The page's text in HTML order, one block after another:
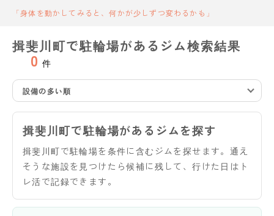
「身体を動かしてみると、何かが少しずつ変わるかも」
揖斐川町で駐輪場があるジム検索結果
0 件
設備の多い順
揖斐川町で駐輪場があるジムを探す
揖斐川町で駐輪場を条件に含むジムを探せます。通え
そうな施設を見つけたら候補に残して、行けた日はト
レ活で記録できます。